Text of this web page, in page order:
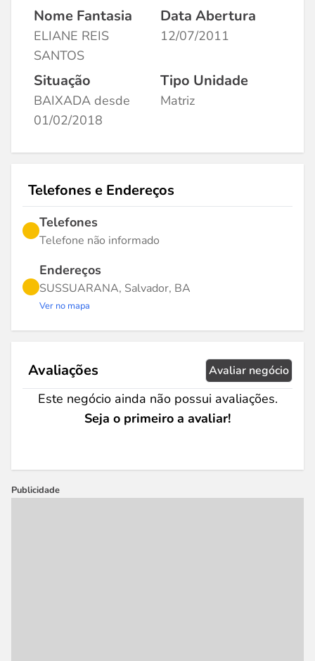
Nome Fantasia
ELIANE REIS
SANTOS
Data Abertura
12/07/2011
Situação
BAIXADA desde
01/02/2018
Tipo Unidade
Matriz
Telefones e Endereços
Telefones
Telefone não informado
Endereços
SUSSUARANA, Salvador, BA
Ver no mapa
Avaliações Avaliar negócio
Este negócio ainda não possui avaliações.
Seja o primeiro a avaliar!
Publicidade